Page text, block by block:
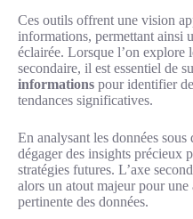
Ces outils offrent une vision
informations, permettant ainsi
éclairée. Lorsque l’on explore
secondaire, il est essentiel de
informations pour identifier
tendances significatives.
En analysant les données
dégager des insights précieux
stratégies futures. L’axe
alors un atout majeur pour
pertinente des données.